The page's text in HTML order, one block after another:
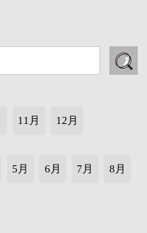
11月 12月
5月 6月 7月 8月